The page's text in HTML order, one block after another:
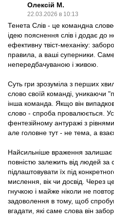
Олексій М.
22.03.2026 в 10:13
Тенета Слів - це командна
ідею пояснення слів і додає до
ефективну твіст-механіку:
правила, а ваші суперники.
непередбачуваною і живою.
Суть гри зрозуміла з перших
слово своїй команді, уникаючи
інша команда. Якщо він
слово - спроба провалюється.
фентезійному антуражі з
але головне тут - не тема, а
Найсильніше враження
повністю залежить від людей
підлаштовувати їх під
мислення, вік чи досвід. Через
гнучкою і майже ніколи не
задоволення в тому, щоб
вгадати, які саме слова він